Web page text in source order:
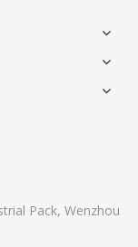
Pack, Wenzhou